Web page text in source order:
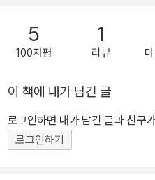
러리에 들어갔다. 그곳에서 게르
도, 지금까지 알지 못했던 한 사
사진들이었다. 슈타이들은 그의
으켰다. 뉴욕이 낳은 전설, 사울
알려졌다. 자유분방하면서도 예
들을 날카롭고 따스한 눈길로 캐
평단의 주목을 받았고, 시간의 흐
5
100자평
1
리뷰
이 책에 내가 남긴 글
로그인하면 내가 남긴 글과 친구
로그인하기